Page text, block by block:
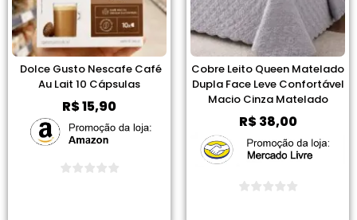
Dolce Gusto Nescafe Café
Au Lait 10 Cápsulas
R$15,90
Cobre Leito Queen Matelado
Dupla Face Leve Confortável
Macio Cinza Matelado
R$38,00